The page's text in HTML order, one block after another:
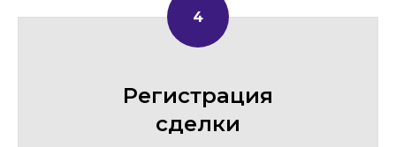
Регистрация
сделки